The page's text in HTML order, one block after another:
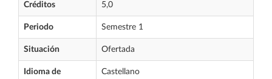
Créditos 5,0
Periodo Semestre 1
Situación Ofertada
Idioma de
Castellano